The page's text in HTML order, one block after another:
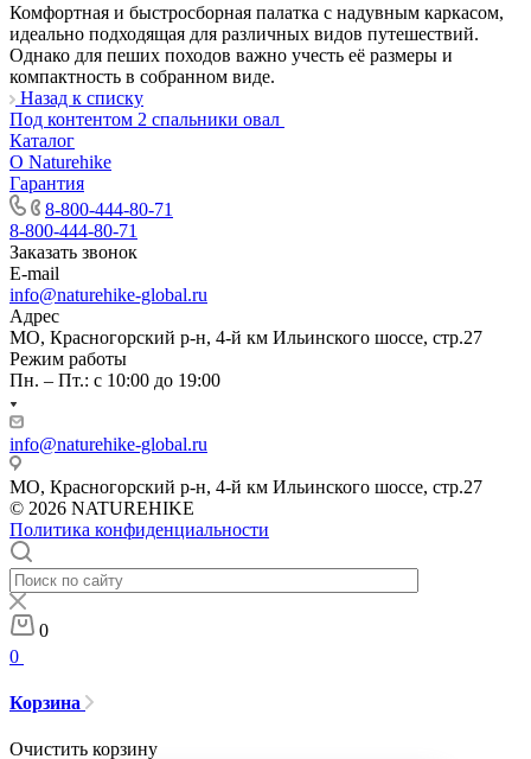
Комфортная и быстросборная палатка с надувным каркасом,
идеально подходящая для различных видов путешествий.
Однако для пеших походов важно учесть её размеры и
компактность в собранном виде.
Назад к списку
Под контентом 2 спальники овал
Каталог
О Naturehike
Гарантия
8-800-444-80-71
8-800-444-80-71
Заказать звонок
E-mail
info@naturehike-global.ru
Адрес
МО, Красногорский р-н, 4-й км Ильинского шоссе, стр.27
Режим работы
Пн. – Пт.: с 10:00 до 19:00
info@naturehike-global.ru
МО, Красногорский р-н, 4-й км Ильинского шоссе, стр.27
© 2026 NATUREHIKE
Политика конфиденциальности
0
0
Корзина
Очистить корзину